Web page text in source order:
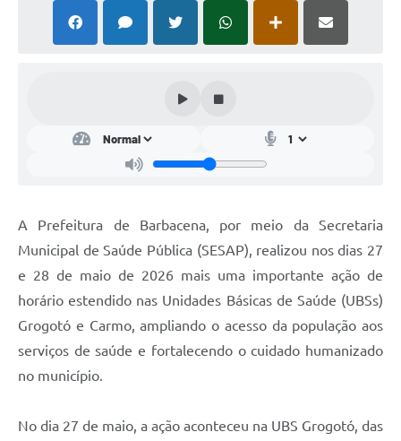
Festival Gastronômico
Emprega Barbacena
Carta de Serviços
Telefones Úteis
SIC
A Prefeitura de Barbacena, por meio da Secretaria
Municipal de Saúde Pública (SESAP), realizou nos dias 27
e 28 de maio de 2026 mais uma importante ação de
horário estendido nas Unidades Básicas de Saúde (UBSs)
Grogotó e Carmo, ampliando o acesso da população aos
serviços de saúde e fortalecendo o cuidado humanizado
no município.
No dia 27 de maio, a ação aconteceu na UBS Grogotó, das